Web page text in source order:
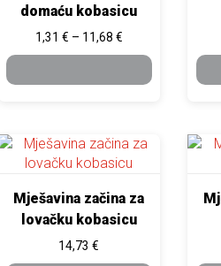
domaću kobasicu
1,31 € – 11,68 €Raspon cijena: od
proizvoda
od 1,93 € do 13,14 €
Opcije se mogu odabrati na
Mješavina začina za
lovačku kobasicu
14,73€
Ovaj proizvod ima više varijanti.Ovaj